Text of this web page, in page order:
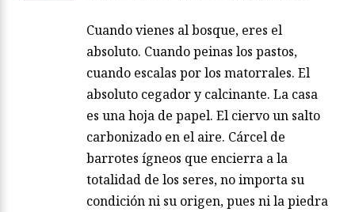
Cuando vienes al bosque, eres el
absoluto. Cuando peinas los pastos,
cuando escalas por los matorrales. El
absoluto cegador y calcinante. La casa
es una hoja de papel. El ciervo un salto
carbonizado en el aire. Cárcel de
barrotes ígneos que encierra a la
totalidad de los seres, no importa su
condición ni su origen, pues ni la piedra